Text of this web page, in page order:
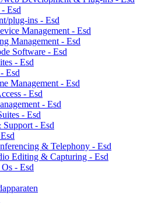
Esd
plug-ins - Esd
Management - Esd
Management - Esd
Software - Esd
- Esd
Esd
Management - Esd
- Esd
- Esd
- Esd
Support - Esd
& Telephony - Esd
Editing & Capturing - Esd
- Esd